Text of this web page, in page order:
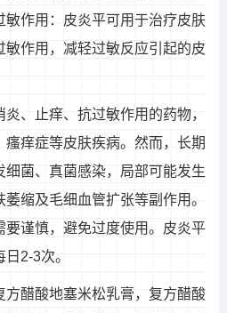
敏作用：皮炎平可用于治疗皮肤
敏作用，减轻过敏反应引起的皮
、止痒、抗过敏作用的药物，
痒症等皮肤疾病。然而，长期
细菌、真菌感染，局部可能发生
缩及毛细血管扩张等副作用。
要谨慎，避免过度使用。皮炎平
2-3次。
方醋酸地塞米松乳膏，复方醋酸